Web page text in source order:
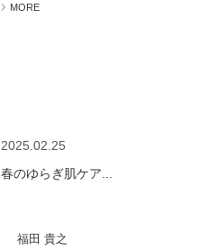
MORE
2025.02.25
春のゆらぎ肌ケア...
福田 貴之